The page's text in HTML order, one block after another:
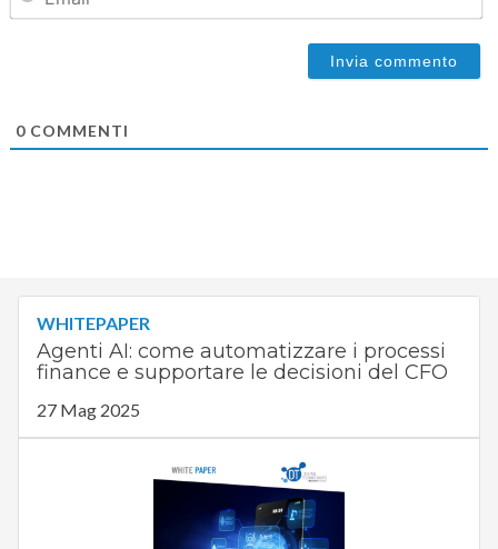
0COMMENTI
WHITEPAPER
Agenti AI: come automatizzare i processi
finance e supportare le decisioni del CFO
27 Mag 2025